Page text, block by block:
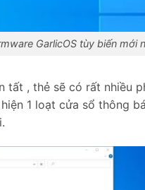
GarlicOS tùy biến mới
tất , thẻ sẽ có rất nhiều
1 loạt cửa sổ thông